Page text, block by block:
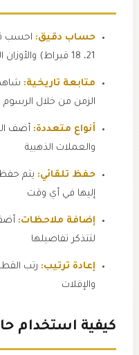
حساب دقيق:
21، 18 قيراط) والأوزان المختلفة
متابعة تاريخية:شاهد
الزمن من خلال الرسوم
أنواع متعددة:أضف
والعملات الذهبية
حفظ تلقائي:يتم حفظ
إليها في أي وقت
إضافة ملاحظات:أضف
لتتذكر تفاصيلها
إعادة ترتيب:رتب
والإفلات
كيفية استخدام